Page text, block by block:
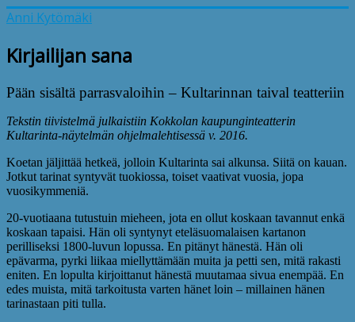
Anni Kytömäki
Kirjailijan sana
Pään sisältä parrasvaloihin – Kultarinnan taival teatteriin
Tekstin tiivistelmä julkaistiin Kokkolan kaupunginteatterin
Kultarinta-näytelmän ohjelmalehtisessä v. 2016.
Koetan jäljittää hetkeä, jolloin Kultarinta sai alkunsa. Siitä on kauan.
Jotkut tarinat syntyvät tuokiossa, toiset vaativat vuosia, jopa
vuosikymmeniä.
20-vuotiaana tutustuin mieheen, jota en ollut koskaan tavannut enkä
koskaan tapaisi. Hän oli syntynyt eteläsuomalaisen kartanon
perilliseksi 1800-luvun lopussa. En pitänyt hänestä. Hän oli
epävarma, pyrki liikaa miellyttämään muita ja petti sen, mitä rakasti
eniten. En lopulta kirjoittanut hänestä muutamaa sivua enempää. En
edes muista, mitä tarkoitusta varten hänet loin – millainen hänen
tarinastaan piti tulla.